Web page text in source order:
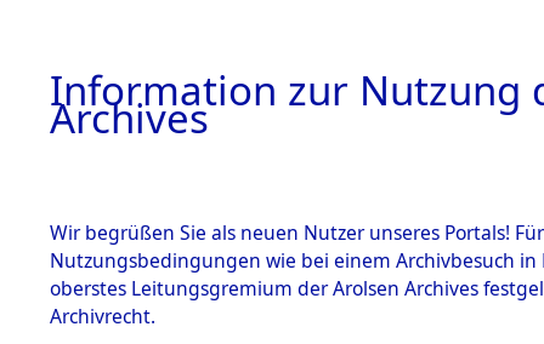
Information zur Nutzung
Archives
Wir begrüßen Sie als neuen Nutzer unseres Portals!
Nutzungsbedingungen wie bei einem Archivbesuch
oberstes Leitungsgremium der Arolsen Archives
Archivrecht.